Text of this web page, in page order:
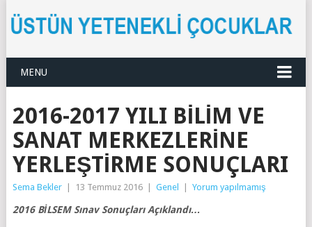
MENU
2016-2017 YILI BILIM VE
SANAT MERKEZLERINE
YERLEŞTIRME SONUÇLARI
Sema Bekler 13 Temmuz 2016 Genel Yorum yapılmamış
2016 BİLSEM Sınav Sonuçları Açıklandı…